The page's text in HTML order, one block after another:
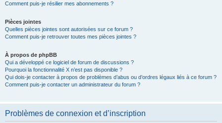
Comment puis-je résilier mes abonnements ?
Pièces jointes
Quelles pièces jointes sont autorisées sur ce forum ?
Comment puis-je retrouver toutes mes pièces jointes ?
À propos de phpBB
Qui a développé ce logiciel de forum de discussions ?
Pourquoi la fonctionnalité X n’est pas disponible ?
Qui dois-je contacter à propos de problèmes d’abus ou d’ordres légaux liés à ce forum ?
Comment puis-je contacter un administrateur du forum ?
Problèmes de connexion et d’inscription